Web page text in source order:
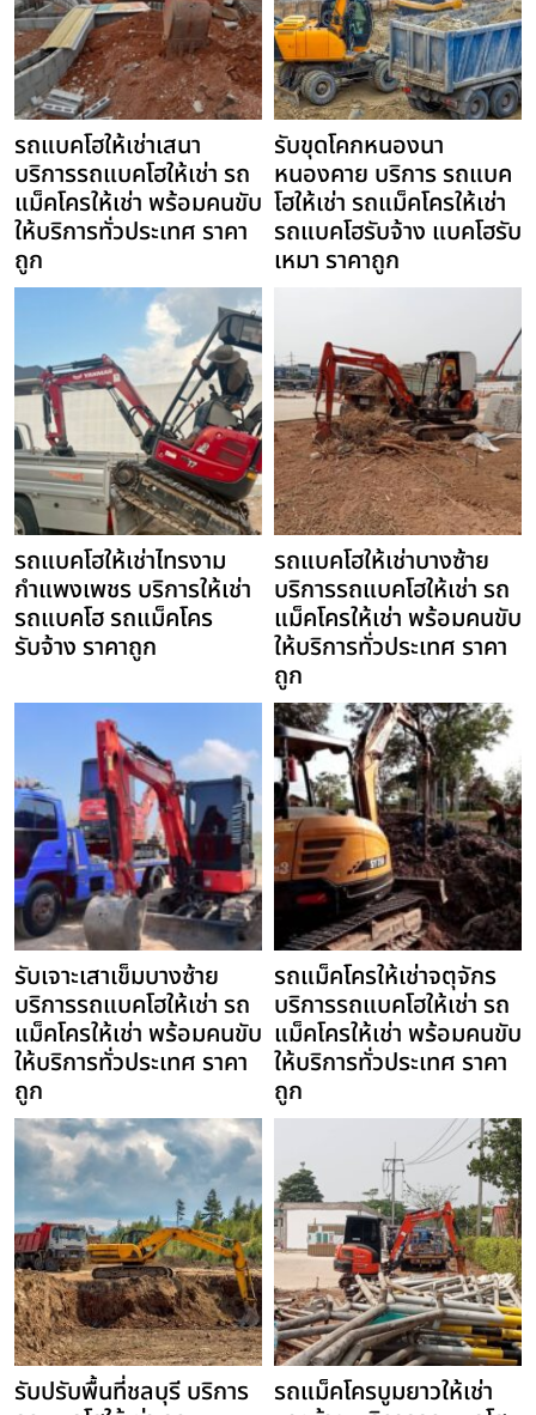
รถแบคโฮให้เช่าเสนา
บริการรถแบคโฮให้เช่า รถ
แม็คโครให้เช่า พร้อมคนขับ
ให้บริการทั่วประเทศ ราคา
ถูก
รับขุดโคกหนองนา
หนองคาย บริการ รถแบค
โฮให้เช่า รถแม็คโครให้เช่า
รถแบคโฮรับจ้าง แบคโฮรับ
เหมา ราคาถูก
รถแบคโฮให้เช่าไทรงาม
กำแพงเพชร บริการให้เช่า
รถแบคโฮ รถแม็คโคร
รับจ้าง ราคาถูก
รถแบคโฮให้เช่าบางซ้าย
บริการรถแบคโฮให้เช่า รถ
แม็คโครให้เช่า พร้อมคนขับ
ให้บริการทั่วประเทศ ราคา
ถูก
รับเจาะเสาเข็มบางซ้าย
บริการรถแบคโฮให้เช่า รถ
แม็คโครให้เช่า พร้อมคนขับ
ให้บริการทั่วประเทศ ราคา
ถูก
รถแม็คโครให้เช่าจตุจักร
บริการรถแบคโฮให้เช่า รถ
แม็คโครให้เช่า พร้อมคนขับ
ให้บริการทั่วประเทศ ราคา
ถูก
รับปรับพื้นที่ชลบุรี บริการ
รถแม็คโครบูมยาวให้เช่า